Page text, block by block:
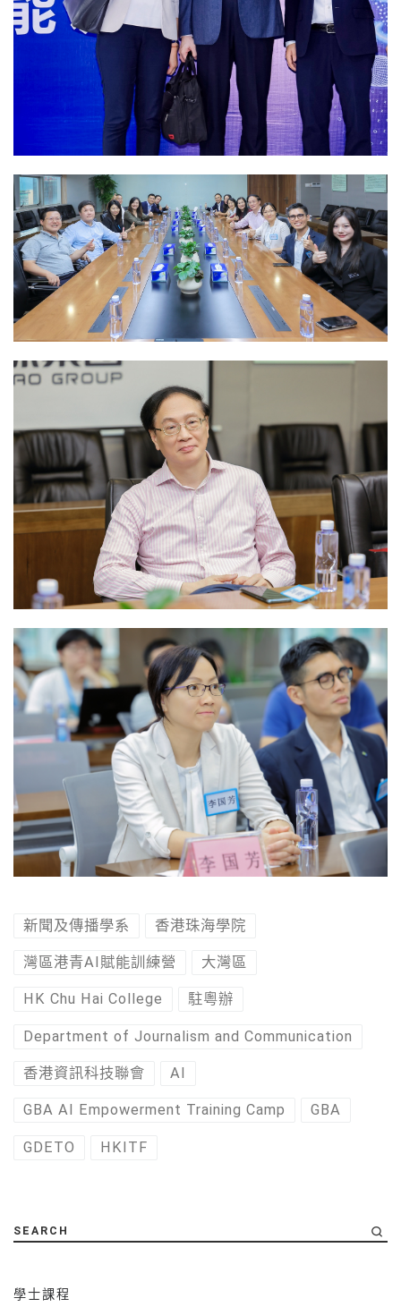
新聞及傳播學系 香港珠海學院
灣區港青AI賦能訓練營 大灣區
HK Chu Hai College 駐粵辦
Department of Journalism and Communication
香港資訊科技聯會 AI
GBA AI Empowerment Training Camp GBA
GDETO HKITF
SEARCH
學士課程